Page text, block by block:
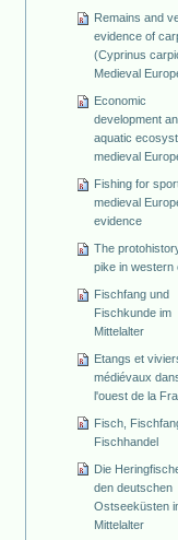
Remains and
evidence of
(Cyprinus
Medieval
Economic
development
aquatic
medieval
Fishing for
medieval
evidence
The
pike in western
Fischfang und
Fischkunde im
Mittelalter
Etangs et
médiévaux
l'ouest de la
Fisch,
Fischhandel
Die
den deutschen
Ostseeküsten
Mittelalter